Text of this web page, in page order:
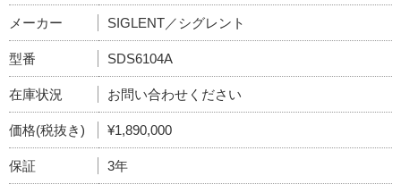
メーカー SIGLENT／シグレント
型番 SDS6104A
在庫状況 お問い合わせください
価格(税抜き) ¥1,890,000
保証 3年